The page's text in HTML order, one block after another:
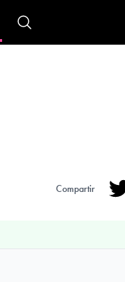
Compartir